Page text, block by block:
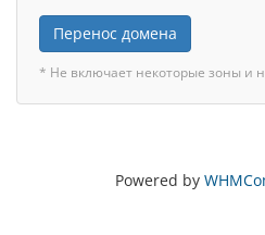
Перенос домена
* Не включает некоторые зоны и
Powered by